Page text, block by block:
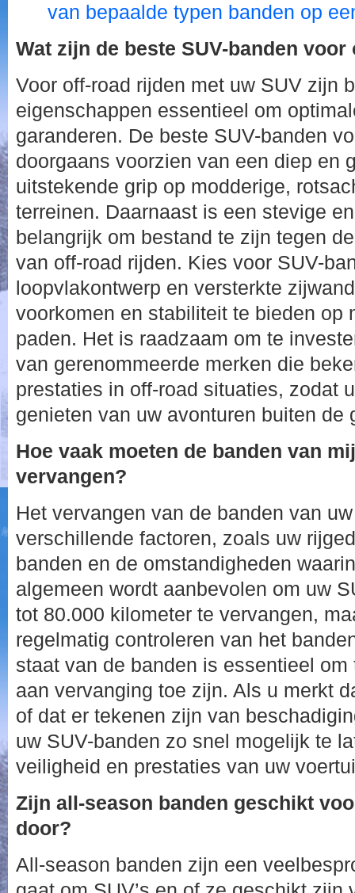
van bepaalde typen banden op
Wat zijn de beste SUV-banden
Voor off-road rijden met uw SUV zijn
eigenschappen essentieel om
garanderen. De beste SUV-banden
doorgaans voorzien van een diep en
uitstekende grip op modderige,
terreinen. Daarnaast is een stevige
belangrijk om bestand te zijn tegen
van off-road rijden. Kies voor SUV-
loopvlakontwerp en versterkte
voorkomen en stabiliteit te bieden op
paden. Het is raadzaam om te
van gerenommeerde merken die
prestaties in off-road situaties, zodat
genieten van uw avonturen buiten de
Hoe vaak moeten de banden van
vervangen?
Het vervangen van de banden van
verschillende factoren, zoals uw
banden en de omstandigheden
algemeen wordt aanbevolen om uw
tot 80.000 kilometer te vervangen,
regelmatig controleren van het
staat van de banden is essentieel
aan vervanging toe zijn. Als u merkt
of dat er tekenen zijn van
uw SUV-banden zo snel mogelijk te
veiligheid en prestaties van uw
Zijn all-season banden geschikt
door?
All-season banden zijn een